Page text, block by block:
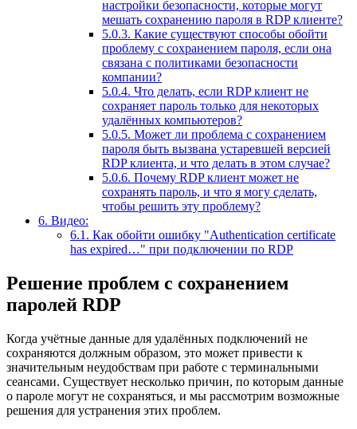
настройки безопасности, которые могут
мешать сохранению пароля в RDP клиенте?
5.0.3. Какие существуют способы обойти
проблему с сохранением пароля, если она
связана с политиками безопасности
компании?
5.0.4. Что делать, если RDP клиент не
сохраняет пароль только для некоторых
удалённых компьютеров?
5.0.5. Может ли проблема с сохранением
пароля быть вызвана устаревшей версией
RDP клиента, и что делать в этом случае?
5.0.6. Почему RDP клиент может не
сохранять пароль, и что я могу сделать,
чтобы решить эту проблему?
6. Видео:
6.1. Как обойти ошибку "Authentication certificate
has expired…" при подключении по RDP
Решение проблем с сохранением
паролей RDP
Когда учётные данные для удалённых подключений не
сохраняются должным образом, это может привести к
значительным неудобствам при работе с терминальными
сеансами. Существует несколько причин, по которым данные
о пароле могут не сохраняться, и мы рассмотрим возможные
решения для устранения этих проблем.